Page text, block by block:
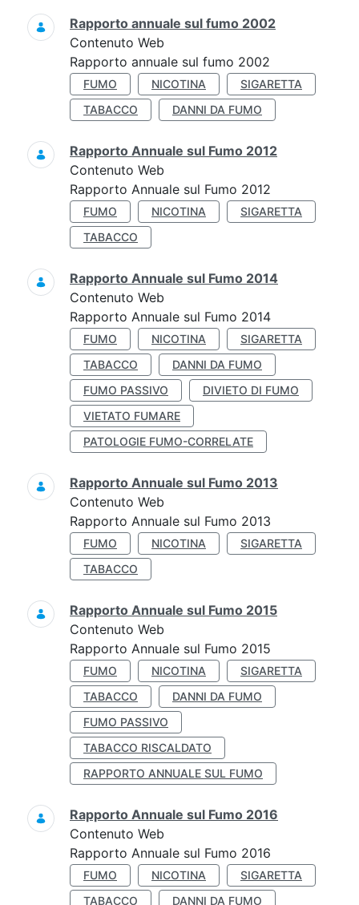
Rapporto annuale sul fumo 2002
Contenuto Web
Rapporto annuale sul fumo 2002
FUMO NICOTINA
SIGARETTA
TABACCO
DANNI DA FUMO
Rapporto Annuale sul Fumo 2012
Contenuto Web
Rapporto Annuale sul Fumo 2012
FUMO NICOTINA
SIGARETTA
TABACCO
Rapporto Annuale sul Fumo 2014
Contenuto Web
Rapporto Annuale sul Fumo 2014
FUMO NICOTINA
SIGARETTA
TABACCO
DANNI DA FUMO
FUMO PASSIVO
DIVIETO DI FUMO
VIETATO FUMARE
PATOLOGIE FUMO-CORRELATE
Rapporto Annuale sul Fumo 2013
Contenuto Web
Rapporto Annuale sul Fumo 2013
FUMO NICOTINA
SIGARETTA
TABACCO
Rapporto Annuale sul Fumo 2015
Contenuto Web
Rapporto Annuale sul Fumo 2015
FUMO NICOTINA
SIGARETTA
TABACCO
DANNI DA FUMO
FUMO PASSIVO
TABACCO RISCALDATO
RAPPORTO ANNUALE SUL FUMO
Rapporto Annuale sul Fumo 2016
Contenuto Web
Rapporto Annuale sul Fumo 2016
FUMO NICOTINA
SIGARETTA
TABACCO
DANNI DA FUMO